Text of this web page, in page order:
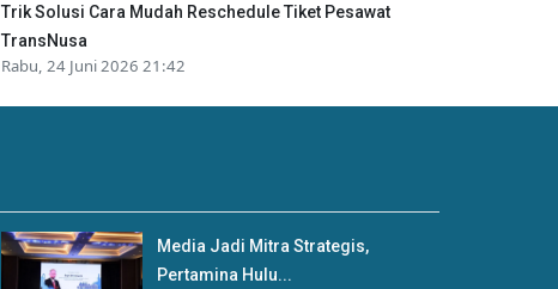
Trik Solusi Cara Mudah Reschedule Tiket Pesawat
TransNusa
Rabu, 24 Juni 2026 21:42
Media Jadi Mitra Strategis,
Pertamina Hulu...